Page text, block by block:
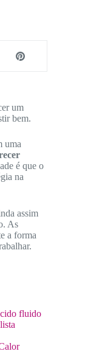
um
bem.
uma
é que o
na
assim
As
a forma
fluido